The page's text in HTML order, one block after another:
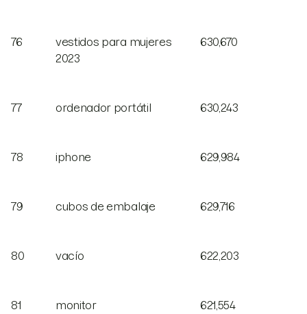
76
vestidos para mujeres
2023
630,670
77 ordenador portátil 630,243
78 iphone 629,984
79 cubos de embalaje 629,716
80 vacío 622,203
81 monitor 621,554